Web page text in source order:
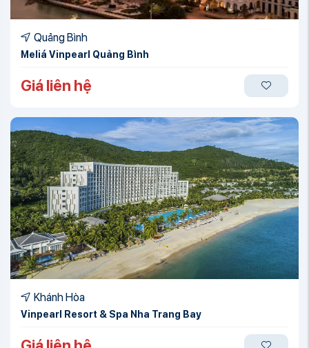
Quảng Bình
Meliá Vinpearl Quảng Bình
Giá liên hệ
Khánh Hòa
Vinpearl Resort & Spa Nha Trang Bay